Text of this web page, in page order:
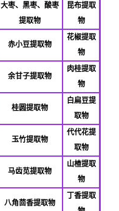
大枣、黑枣、酸枣
提取物
昆布提取
物
赤小豆提取物
花椒提取
物
余甘子提取物
肉桂提取
物
桂圆提取物
白扁豆提
取物
玉竹提取物
代代花提
取物
马齿苋提取物
山楂提取
物
八角茴香提取物
丁香提取